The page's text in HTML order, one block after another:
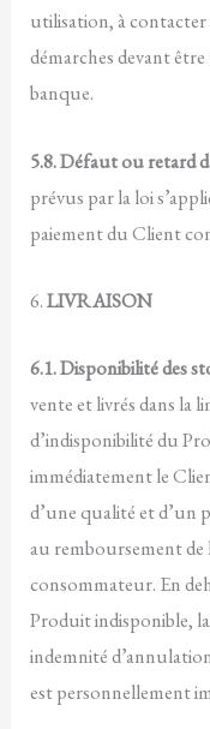
utilisation, à contacter
démarches devant
banque.
5.8. Défaut ou retard
prévus par la loi
paiement du Client
6.LIVRAISON
6.1. Disponibilité des
vente et livrés dans la
d’indisponibilité du
immédiatement le
d’une qualité et d’un
au remboursement de
consommateur. En
Produit indisponible,
indemnité
est personnellement